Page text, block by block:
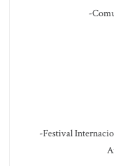
-
-Festival